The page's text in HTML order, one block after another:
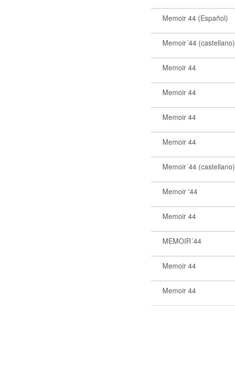
Memoir 44 (Español)
Memoir´44 (castellano)
Memoir 44
Memoir 44
Memoir 44
Memoir 44
Memoir´44 (castellano)
Memoir '44
Memoir 44
MEMOIR´44
Memoir 44
Memoir 44